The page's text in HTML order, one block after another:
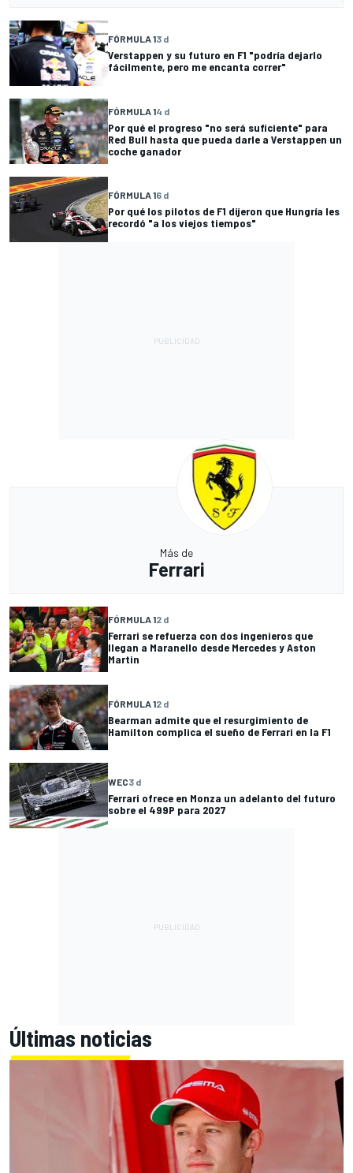
FÓRMULA 13 d
Verstappen y su futuro en F1 "podría dejarlo
fácilmente, pero me encanta correr"
FÓRMULA 14 d
Por qué el progreso "no será suficiente" para
Red Bull hasta que pueda darle a Verstappen un
coche ganador
FÓRMULA 16 d
Por qué los pilotos de F1 dijeron que Hungría les
recordó "a los viejos tiempos"
Más de
Ferrari
FÓRMULA 12 d
Ferrari se refuerza con dos ingenieros que
llegan a Maranello desde Mercedes y Aston
Martin
FÓRMULA 12 d
Bearman admite que el resurgimiento de
Hamilton complica el sueño de Ferrari en la F1
WEC3 d
Ferrari ofrece en Monza un adelanto del futuro
sobre el 499P para 2027
Últimas noticias